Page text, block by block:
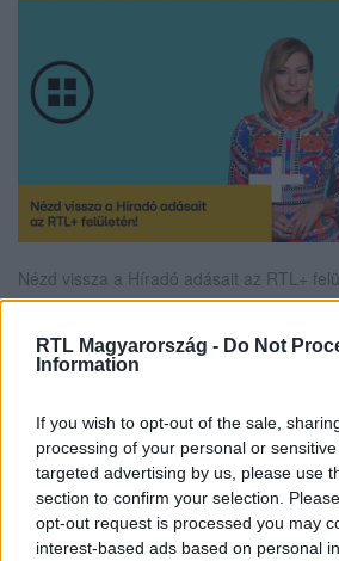
RTL Magyarország - Do Not
Information
If you wish to opt-out of the sale,
processing of your personal or
targeted advertising by us, please use
section to confirm your selection.
opt-out request is processed you may
interest-based ads based on personal
Nézd vissza a Híradó adásait az RTL+